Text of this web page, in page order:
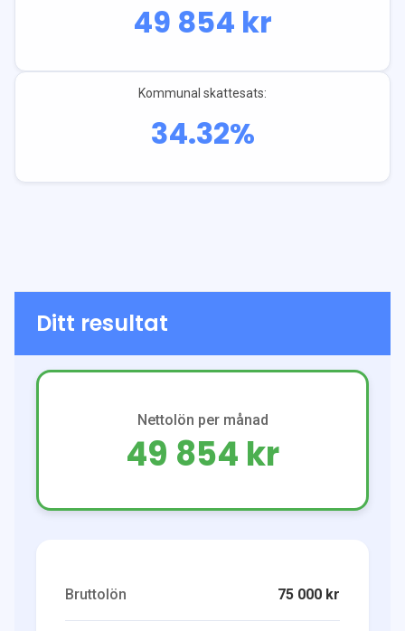
49 854 kr
Kommunal skattesats:
34.32%
Ditt resultat
Nettolön per månad
49 854 kr
Bruttolön 75 000 kr